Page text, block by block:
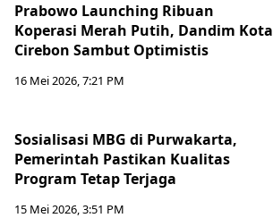
Prabowo Launching Ribuan
Koperasi Merah Putih, Dandim Kota
Cirebon Sambut Optimistis
16 Mei 2026, 7:21 PM
Sosialisasi MBG di Purwakarta,
Pemerintah Pastikan Kualitas
Program Tetap Terjaga
15 Mei 2026, 3:51 PM